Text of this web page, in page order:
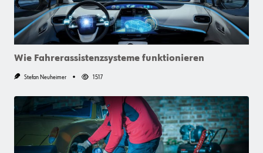
Wie Fahrerassistenzsysteme funktionieren
Stefan Neuheimer 1517